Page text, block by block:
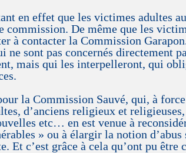
en effet que les victimes adultes
commission. De même que les
à contacter la Commission
ne sont pas concernés directement
mais qui les interpelleront, qui
la Commission Sauvé, qui, à
d’anciens religieux et
etc… en est venue à
» ou à élargir la notion
Et c’est grâce à cela qu’ont pu être